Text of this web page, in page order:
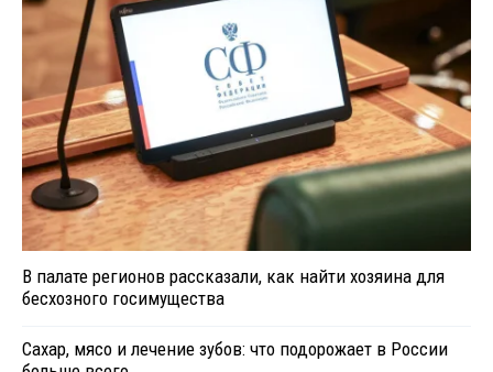
В палате регионов рассказали, как найти хозяина для
бесхозного госимущества
Сахар, мясо и лечение зубов: что подорожает в России